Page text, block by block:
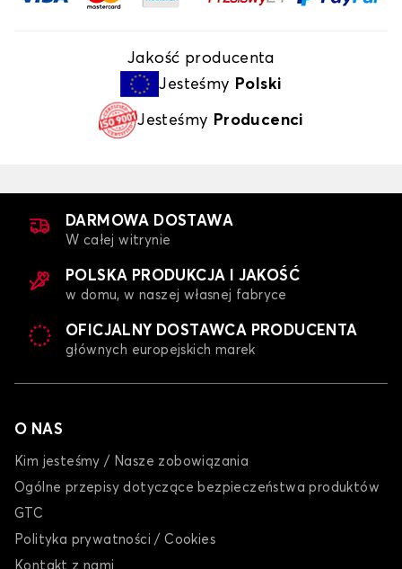
Jakość producenta
Jesteśmy Polski
Jesteśmy Producenci
DARMOWA DOSTAWA
W całej witrynie
POLSKA PRODUKCJA I JAKOŚĆ
w domu, w naszej własnej fabryce
OFICJALNY DOSTAWCA PRODUCENTA
głównych europejskich marek
O NAS
Kim jesteśmy / Nasze zobowiązania
Ogólne przepisy dotyczące bezpieczeństwa produktów
GTC
Polityka prywatności / Cookies
Kontakt z nami